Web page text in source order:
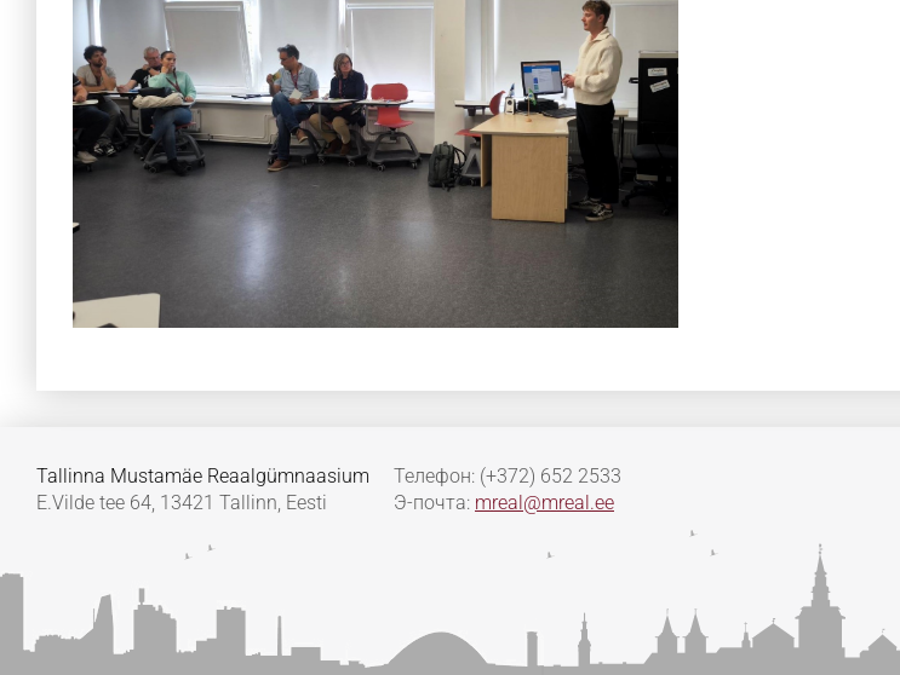
Tallinna Mustamäe Reaalgümnaasium
E.Vilde tee 64, 13421 Tallinn, Eesti
Телефон: (+372) 652 2533
Э-почта: mreal@mreal.ee